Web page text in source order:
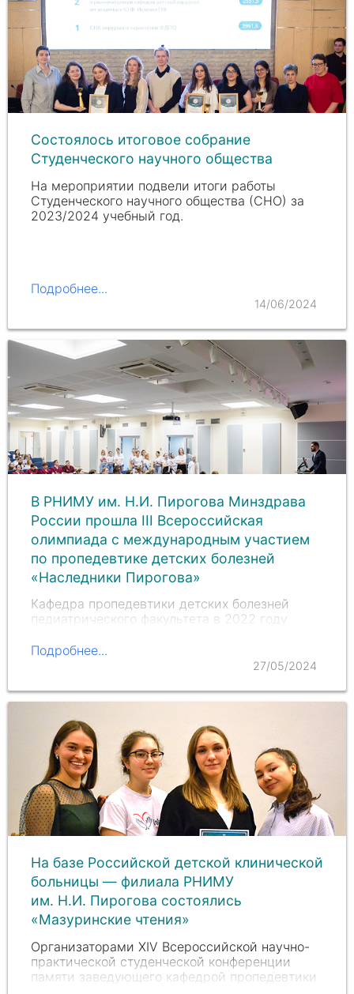
Состоялось итоговое собрание
Студенческого научного общества
На мероприятии подвели итоги работы
Студенческого научного общества (СНО) за
2023/2024 учебный год.
Подробнее...
14/06/2024
В РНИМУ им. Н.И. Пирогова Минздрава
России прошла III Всероссийская
олимпиада с международным участием
по пропедевтике детских болезней
«Наследники Пирогова»
Кафедра пропедевтики детских болезней
педиатрического факультета в 2022 году
в начале 2010-х. Третий год подряд оно
собирает студентов третьих и четвертых
Подробнее...
27/05/2024
На базе Российской детской клинической
больницы — филиала РНИМУ
им. Н.И. Пирогова состоялись
«Мазуринские чтения»
Организаторами XIV Всероссийской научно-
практической студенческой конференции
памяти заведующего кафедрой пропедевтики